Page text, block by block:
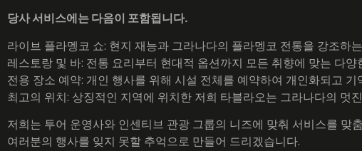
당사 서비스에는 다음이 포함됩니다.
라이브 플라멩코 쇼: 현지 재능과 그라나다의 플라멩코 전통을 강조하
레스토랑 및 바: 전통 요리부터 현대적 옵션까지 모든 취향에 맞는 다
전용 장소 예약: 개인 행사를 위해 시설 전체를 예약하여 개인화되고
최고의 위치: 상징적인 지역에 위치한 저희 타블라오는 그라나다의
저희는 투어 운영사와 인센티브 관광 그룹의 니즈에 맞춰 서비스를
여러분의 행사를 잊지 못할 추억으로 만들어 드리겠습니다.